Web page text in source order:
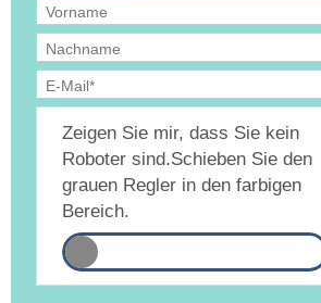
einverstanden, dass DAMiD mich per E-Mail über
Themen und Veranstaltungen informiert.
Datenschutzerklärung
Zeigen Sie mir, dass Sie kein
Roboter sind.Schieben Sie den
grauen Regler in den farbigen
Bereich.